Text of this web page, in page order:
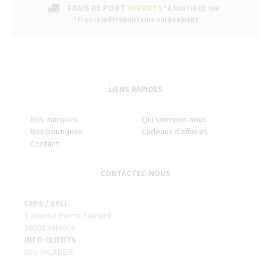
FRAIS DE PORT OFFERTS* À PARTIR DE 99€
* France métropolitaine uniquement
LIENS RAPIDES
Nos marques
Qui sommes-nous
Nos boutiques
Cadeaux d'affaires
Contact
CONTACTEZ-NOUS
CEPS / SYLL
1 avenue Pierre Sémard
26000 Valence
INFO CLIENTS
Guy VALADIER